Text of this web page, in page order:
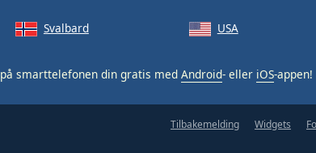
Svalbard USA
på smarttelefonen din gratis med Android- eller iOS-appen!
Tilbakemelding Widgets